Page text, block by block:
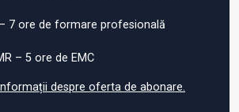
– 7 ore de formare profesională
– 5 ore de EMC
despre oferta de abonare.